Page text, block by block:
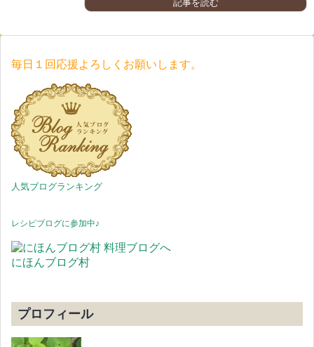
記事を読む
毎日１回応援よろしくお願いします。
人気ブログランキング
レシピブログに参加中♪
にほんブログ村
プロフィール